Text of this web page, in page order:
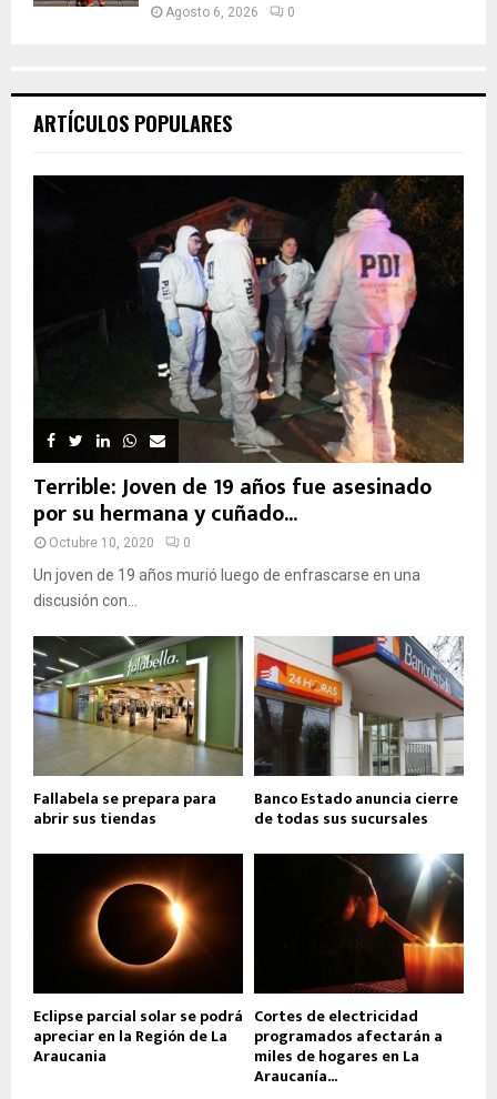
Agosto 6, 2026 0
ARTÍCULOS POPULARES
Terrible: Joven de 19 años fue asesinado
por su hermana y cuñado...
Octubre 10, 2020 0
Un joven de 19 años murió luego de enfrascarse en una
discusión con...
Fallabela se prepara para
abrir sus tiendas
Banco Estado anuncia cierre
de todas sus sucursales
Eclipse parcial solar se podrá
apreciar en la Región de La
Araucania
Cortes de electricidad
programados afectarán a
miles de hogares en La
Araucanía...